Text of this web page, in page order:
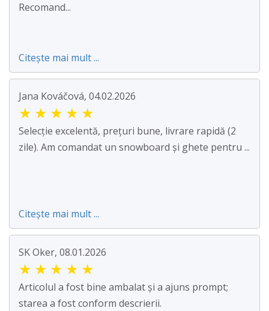
Recomand...
Citește mai mult ...
Jana Kováčová, 04.02.2026
★ ★ ★ ★ ★
Selecție excelentă, prețuri bune, livrare rapidă (2
zile). Am comandat un snowboard și ghete pentru ...
Citește mai mult ...
SK Oker, 08.01.2026
★ ★ ★ ★ ★
Articolul a fost bine ambalat și a ajuns prompt;
starea a fost conform descrierii.